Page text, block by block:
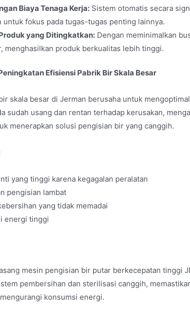
Biaya Tenaga Kerja:Sistem otomatis secara
untuk fokus pada tugas-tugas penting lainnya.
yang Ditingkatkan:Dengan meminimalkan
menghasilkan produk berkualitas lebih tinggi.
Efisiensi Pabrik Bir Skala Besar
skala besar di Jerman berusaha untuk
sudah usang dan rentan terhadap kerusakan,
menerapkan solusi pengisian bir yang canggih.
yang tinggi karena kegagalan peralatan
pengisian lambat
yang tidak memadai
energi tinggi
mesin pengisian bir putar berkecepatan tinggi
pembersihan dan sterilisasi canggih,
konsumsi energi.